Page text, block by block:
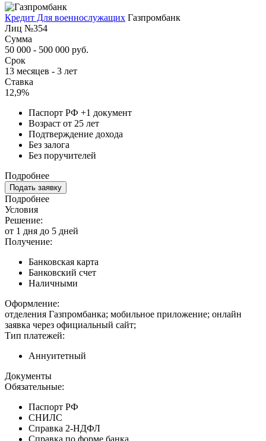
Кредит Для военнослужащих Газпромбанк
Лиц №354
Сумма
50 000 - 500 000 руб.
Срок
13 месяцев - 3 лет
Ставка
12,9%
Паспорт РФ +1 документ
Возраст от 25 лет
Подтверждение дохода
Без залога
Без поручителей
Подробнее
Подать заявку
Подробнее
Условия
Решение:
от 1 дня до 5 дней
Получение:
Банковская карта
Банковский счет
Наличными
Оформление:
отделения Газпромбанка; мобильное приложение; онлайн
заявка через официальный сайт;
Тип платежей:
Аннуитетный
Документы
Обязательные:
Паспорт РФ
СНИЛС
Справка 2-НДФЛ
Справка по форме банка